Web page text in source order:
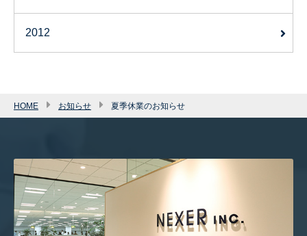
2012
HOME お知らせ 夏季休業のお知らせ